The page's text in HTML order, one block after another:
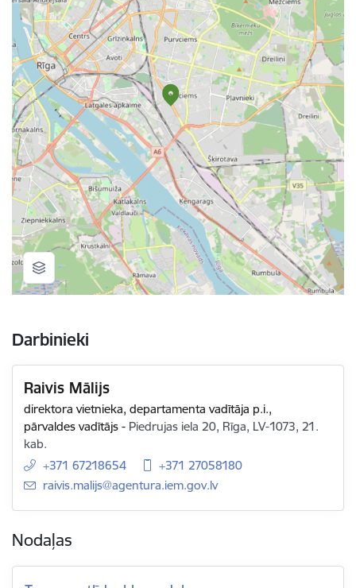
Darbinieki
Raivis Mālijs
direktora vietnieka, departamenta vadītāja p.i.,
pārvaldes vadītājs - Piedrujas iela 20, Rīga, LV-1073, 21.
kab.
+371 67218654
+371 27058180
E-pasts:
raivis.malijs@agentura.iem.gov.lv
Nodaļas